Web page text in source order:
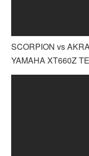
SCORPION vs
YAMAHA XT660Z